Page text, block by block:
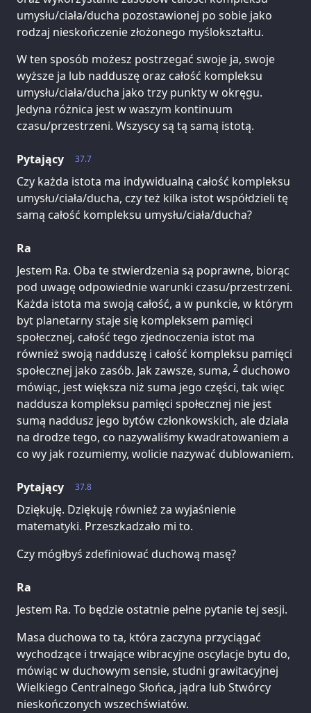
umysłu/ciała/ducha pozostawionej po sobie jako
rodzaj nieskończenie złożonego myślokształtu.
W ten sposób możesz postrzegać swoje ja, swoje
wyższe ja lub nadduszę oraz całość kompleksu
umysłu/ciała/ducha jako trzy punkty w okręgu.
Jedyna różnica jest w waszym kontinuum
czasu/przestrzeni. Wszyscy są tą samą istotą.
37.7
Pytający
Czy każda istota ma indywidualną całość kompleksu
umysłu/ciała/ducha, czy też kilka istot współdzieli tę
samą całość kompleksu umysłu/ciała/ducha?
Ra
Jestem Ra. Oba te stwierdzenia są poprawne, biorąc
pod uwagę odpowiednie warunki czasu/przestrzeni.
Każda istota ma swoją całość, a w punkcie, w którym
byt planetarny staje się kompleksem pamięci
społecznej, całość tego zjednoczenia istot ma
również swoją nadduszę i całość kompleksu pamięci
społecznej jako zasób. Jak zawsze, suma, 2 duchowo
mówiąc, jest większa niż suma jego części, tak więc
naddusza kompleksu pamięci społecznej nie jest
sumą naddusz jego bytów członkowskich, ale działa
na drodze tego, co nazywaliśmy kwadratowaniem a
co wy jak rozumiemy, wolicie nazywać dublowaniem.
37.8
Pytający
Dziękuję. Dziękuję również za wyjaśnienie
matematyki. Przeszkadzało mi to.
Czy mógłbyś zdefiniować duchową masę?
Ra
Jestem Ra. To będzie ostatnie pełne pytanie tej sesji.
Masa duchowa to ta, która zaczyna przyciągać
wychodzące i trwające wibracyjne oscylacje bytu do,
mówiąc w duchowym sensie, studni grawitacyjnej
Wielkiego Centralnego Słońca, jądra lub Stwórcy
nieskończonych wszechświatów.